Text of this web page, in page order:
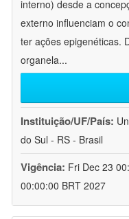
interno) desde a
externo influenciam o
ter ações epigenéticas.
organela...
Instituição/UF/País:
do Sul - RS - Brasil
Vigência: Fri Dec 23
00:00:00 BRT 2027